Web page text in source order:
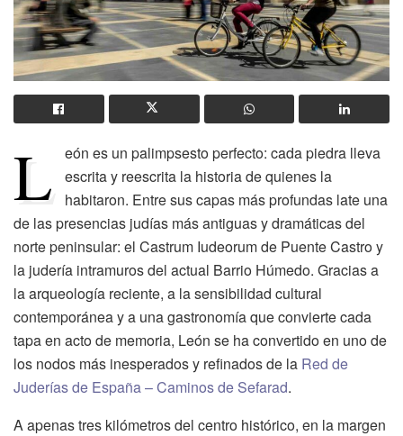
L
eón es un palimpsesto perfecto: cada piedra lleva
escrita y reescrita la historia de quienes la
habitaron. Entre sus capas más profundas late una
de las presencias judías más antiguas y dramáticas del
norte peninsular: el Castrum Iudeorum de Puente Castro y
la judería intramuros del actual Barrio Húmedo. Gracias a
la arqueología reciente, a la sensibilidad cultural
contemporánea y a una gastronomía que convierte cada
tapa en acto de memoria, León se ha convertido en uno de
los nodos más inesperados y refinados de la Red de
Juderías de España – Caminos de Sefarad.
A apenas tres kilómetros del centro histórico, en la margen